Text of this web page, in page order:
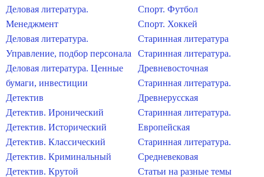
Деловая литература.
Менеджмент
Деловая литература.
Управление, подбор персонала
Деловая литература. Ценные
бумаги, инвестиции
Детектив
Детектив. Иронический
Детектив. Исторический
Детектив. Классический
Детектив. Криминальный
Детектив. Крутой
Спорт. Футбол
Спорт. Хоккей
Старинная литература
Старинная литература.
Древневосточная
Старинная литература.
Древнерусская
Старинная литература.
Европейская
Старинная литература.
Средневековая
Статьи на разные темы